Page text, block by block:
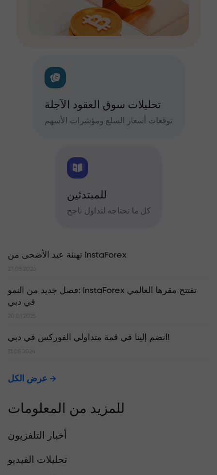
تحليلات سوق العقود الآجلة
توقعات أسعار السلع ومؤشرات الأسهم
للمبتدئين
كل ما تحتاجه لتداول ناجح
تهنئة عيد الأضحى من InstaForex
27.05.2026
​فصل جديد من النمو: InstaForex تفتتح مقرها العالمي
في دبي
20.01.2025
انضم إلينا في قمة متداولي الفوركس في دبي!
13.05.2024
عرض الكل
للمزيد من المعلومات
أخبار التلفزيون
تحليلات الفيديو